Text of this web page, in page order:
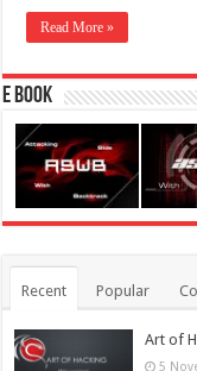
Read More »
E Book
Recent Popular
Art of
5